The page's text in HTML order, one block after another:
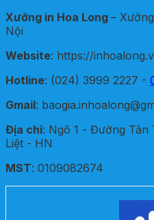
Xưởng in Hoa Long –
Nội
Website: https://
Hotline: (024) 3999 2227 -
Gmail:
Địa chỉ: Ngõ 1 - Đường Tân
Liệt - HN
MST: 0109082674